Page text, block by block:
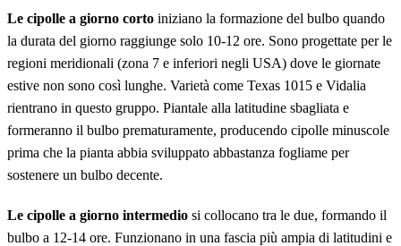
Le cipolle a giorno corto iniziano la formazione del bulbo quando
la durata del giorno raggiunge solo 10-12 ore. Sono progettate per le
regioni meridionali (zona 7 e inferiori negli USA) dove le giornate
estive non sono così lunghe. Varietà come Texas 1015 e Vidalia
rientrano in questo gruppo. Piantale alla latitudine sbagliata e
formeranno il bulbo prematuramente, producendo cipolle minuscole
prima che la pianta abbia sviluppato abbastanza fogliame per
sostenere un bulbo decente.
Le cipolle a giorno intermedio si collocano tra le due, formando il
bulbo a 12-14 ore. Funzionano in una fascia più ampia di latitudini e